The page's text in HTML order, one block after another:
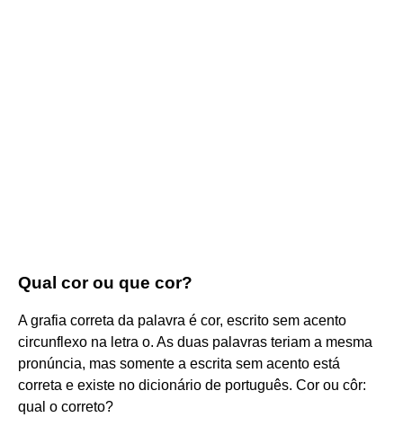
Qual cor ou que cor?
A grafia correta da palavra é cor, escrito sem acento
circunflexo na letra o. As duas palavras teriam a mesma
pronúncia, mas somente a escrita sem acento está
correta e existe no dicionário de português. Cor ou côr:
qual o correto?